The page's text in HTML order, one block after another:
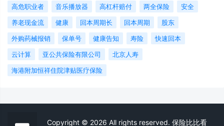
高危职业者
音乐播放器 高杠杆赔付 两全保险
安全
养老现金流
健康 回本周期长 回本周期
股东
外购药械报销
保单号 健康告知 寿险
快速回本
云计算
亚公共保险有限公司
北京人寿
海港附加恒祥住院津贴医疗保险
Copyright © 2026 All rights reserved. 保险比比看